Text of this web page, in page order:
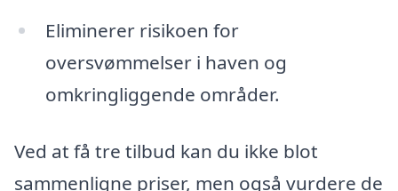
Eliminerer risikoen for
oversvømmelser i haven og
omkringliggende områder.
Ved at få tre tilbud kan du ikke blot
sammenligne priser, men også vurdere de